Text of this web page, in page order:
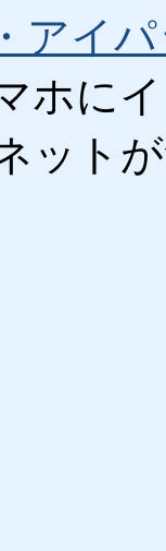
アイ
ホに
ット